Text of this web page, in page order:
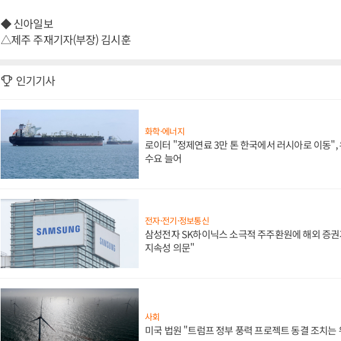
◆ 신아일보
△제주 주재기자(부장) 김시훈
인기기사
화학·에너지
로이터 "정제연료 3만 톤 한국에서 러시아로 이동",
수요 늘어
전자·전기·정보통신
삼성전자 SK하이닉스 소극적 주주환원에 해외 증
지속성 의문"
사회
미국 법원 "트럼프 정부 풍력 프로젝트 동결 조치는